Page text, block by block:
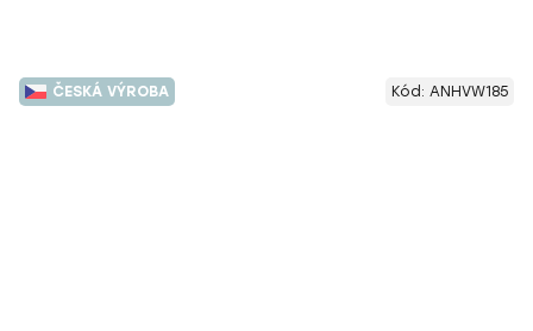
ČESKÁ VÝROBA Kód: ANHVW185